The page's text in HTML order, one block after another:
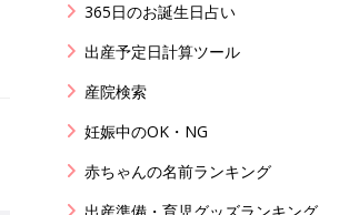
365日のお誕生日占い
出産予定日計算ツール
産院検索
妊娠中のOK・NG
赤ちゃんの名前ランキング